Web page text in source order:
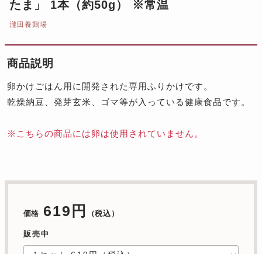
たま」 1本（約50g） ※常温
瀧田養鶏場
商品説明
卵かけごはん用に開発された専用ふりかけです。
乾燥納豆、発芽玄米、ゴマ等が入っている健康食品です。
※こちらの商品には卵は使用されていません。
価格 619円 （税込）
販売中